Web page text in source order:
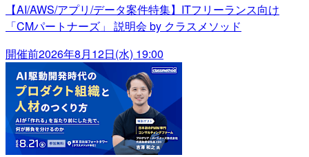
【AI/AWS/アプリ/データ案件特集】ITフリーランス向け
「CMパートナーズ」 説明会 by クラスメソッド
開催前2026年8月12日(水) 19:00